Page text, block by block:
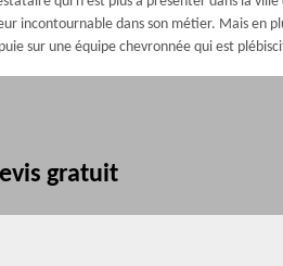
incontournable dans son métier. Mais en
sur une équipe chevronnée qui est
gratuit